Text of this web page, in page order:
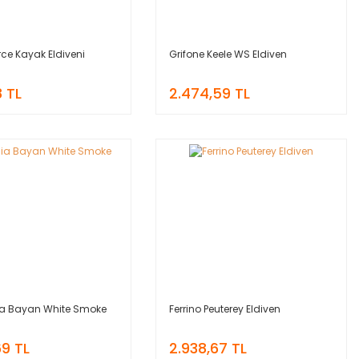
Kayak Eldiveni
TL
Grifone Keele WS Eldiven
2.474,59 TL
Bayan White Smoke
TL
Ferrino Peuterey Eldiven
2.938,67 TL